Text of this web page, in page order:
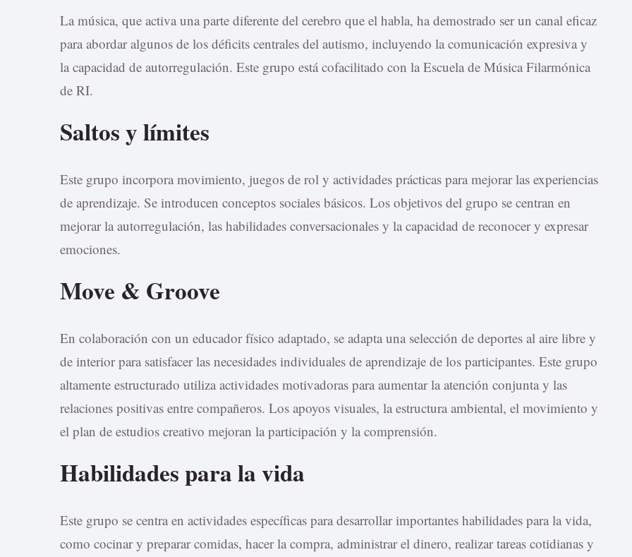
La música, que activa una parte diferente del cerebro que el habla, ha demostrado ser un canal eficaz
para abordar algunos de los déficits centrales del autismo, incluyendo la comunicación expresiva y
la capacidad de autorregulación. Este grupo está cofacilitado con la Escuela de Música Filarmónica
de RI.
Saltos y límites
Este grupo incorpora movimiento, juegos de rol y actividades prácticas para mejorar las experiencias
de aprendizaje. Se introducen conceptos sociales básicos. Los objetivos del grupo se centran en
mejorar la autorregulación, las habilidades conversacionales y la capacidad de reconocer y expresar
emociones.
Move & Groove
En colaboración con un educador físico adaptado, se adapta una selección de deportes al aire libre y
de interior para satisfacer las necesidades individuales de aprendizaje de los participantes. Este grupo
altamente estructurado utiliza actividades motivadoras para aumentar la atención conjunta y las
relaciones positivas entre compañeros. Los apoyos visuales, la estructura ambiental, el movimiento y
el plan de estudios creativo mejoran la participación y la comprensión.
Habilidades para la vida
Este grupo se centra en actividades específicas para desarrollar importantes habilidades para la vida,
como cocinar y preparar comidas, hacer la compra, administrar el dinero, realizar tareas cotidianas y